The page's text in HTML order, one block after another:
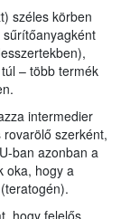
széles körben
– több termék
intermedier
szerként,
ban azonban a
oka, hogy a